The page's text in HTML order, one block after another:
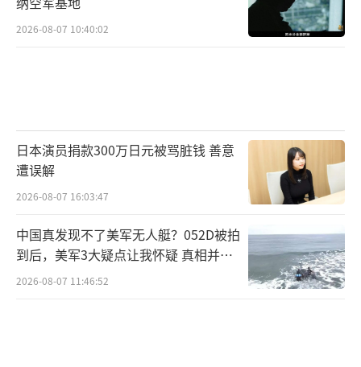
标。毕竟乌克兰作为欧洲国土面积第一大国
克兰的战争支撑能力和民众生活造成极大冲
击。在定点清除方面，乌克兰军方和当局高层
早该成为俄方目标。此前，俄罗斯似乎并未采
取有效行动。例如，乌克兰军事情报局局长布
达诺夫、乌克兰安全局局长马柳克等关键人
物，俄罗斯完全可以选择对其进行清除，即便
不针对泽连斯基，打击其他重要高官也能对乌
2026-08-07 10:40:02
日本演员捐款300万日元被骂脏钱 善意
遭误解
2026-08-07 16:03:47
中国真发现不了美军无人艇？052D被拍
到后，美军3大疑点让我怀疑 真相并非
如此
2026-08-07 11:46:52